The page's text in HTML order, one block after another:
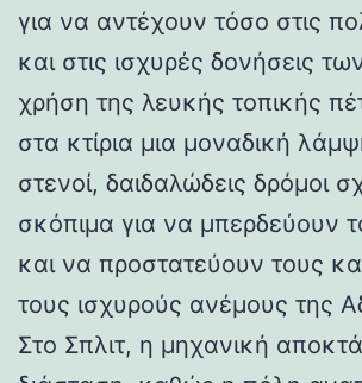
για να αντέχουν τόσο στις
και στις ισχυρές δονήσεις
χρήση της λευκής τοπικής
στα κτίρια μια μοναδική
στενοί, δαιδαλώδεις δρόμοι
σκόπιμα για να μπερδεύουν
και να προστατεύουν τους
τους ισχυρούς ανέμους της
Στο Σπλιτ, η μηχανική